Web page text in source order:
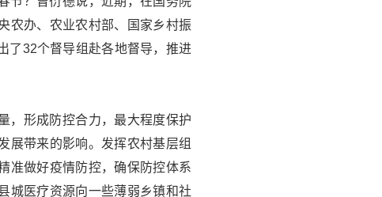
农办、农业农村部、国家乡村振
了32个督导组赴各地督导，推进
，形成防控合力，最大程度保护
展带来的影响。发挥农村基层组
准做好疫情防控，确保防控体系
城医疗资源向一些薄弱乡镇和社